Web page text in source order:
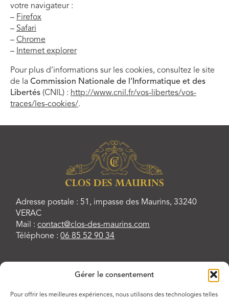
Gérer le consentement
Pour offrir les meilleures expériences, nous utilisons des technologies telles
votre navigateur :
– Firefox
– Safari
– Chrome
– Internet explorer
Pour plus d’informations sur les cookies, consultez le site
de la Commission Nationale de l’Informatique et des
Libertés (CNIL) : http://www.cnil.fr/vos-libertes/vos-
traces/les-cookies/.
Adresse postale : 51, impasse des Maurins, 33240
VERAC
Mail :contact@clos-des-maurins.com
Téléphone :06 85 52 90 34